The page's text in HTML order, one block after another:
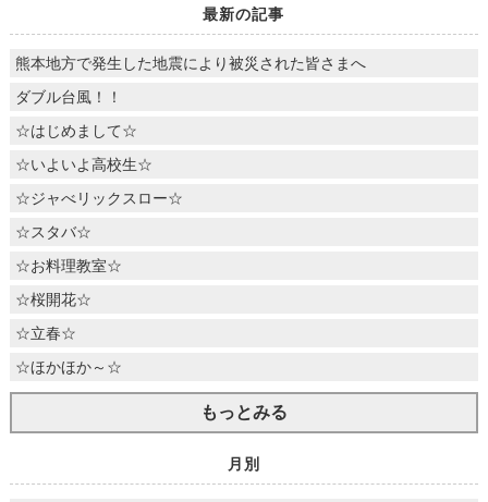
最新の記事
熊本地方で発生した地震により被災された皆さまへ
ダブル台風！！
☆はじめまして☆
☆いよいよ高校生☆
☆ジャべリックスロー☆
☆スタバ☆
☆お料理教室☆
☆桜開花☆
☆立春☆
☆ほかほか～☆
もっとみる
月別